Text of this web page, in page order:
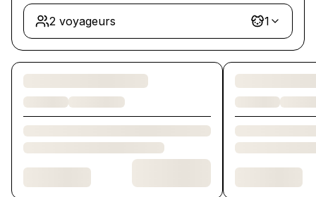
2 voyageurs 1
Chargement des chambres et des formules…